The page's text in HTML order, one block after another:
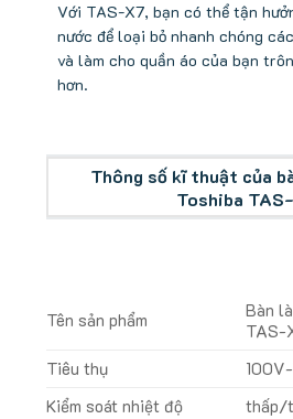
Với TAS-X7, bạn có thể tận
nước để loại bỏ nhanh chóng
và làm cho quần áo của bạn
hơn.
Thông số kĩ thuật của
Toshiba
Tên sản phẩm
Bàn
TAS-
Tiêu thụ
Kiểm soát nhiệt độ
thấp/